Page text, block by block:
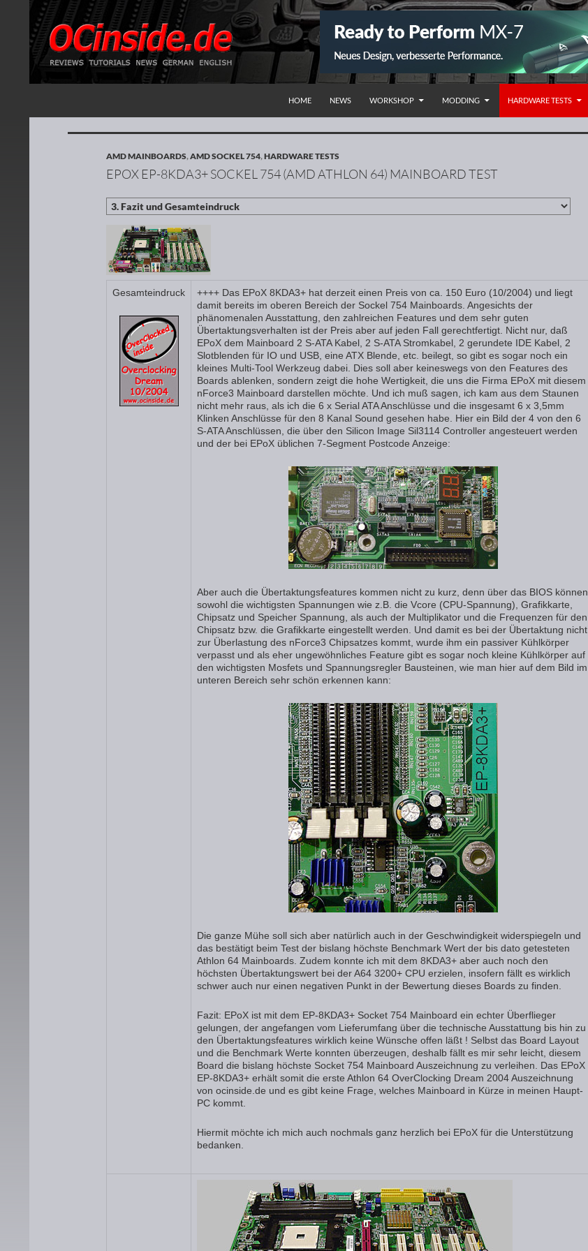
HOME
NEWS WORKSHOP MODDING HARDWARE TESTS
AMD MAINBOARDS,AMD SOCKEL 754,HARDWARE TESTS
EPOX EP-8KDA3+ SOCKEL 754 (AMD ATHLON 64) MAINBOARD TEST
Gesamteindruck
++++ Das EPoX 8KDA3+ hat derzeit einen Preis von ca. 150 Euro (10/2004) und liegt
damit bereits im oberen Bereich der Sockel 754 Mainboards. Angesichts der
phänomenalen Ausstattung, den zahlreichen Features und dem sehr guten
Übertaktungsverhalten ist der Preis aber auf jeden Fall gerechtfertigt. Nicht nur, daß
EPoX dem Mainboard 2 S-ATA Kabel, 2 S-ATA Stromkabel, 2 gerundete IDE Kabel, 2
Slotblenden für IO und USB, eine ATX Blende, etc. beilegt, so gibt es sogar noch ein
kleines Multi-Tool Werkzeug dabei. Dies soll aber keineswegs von den Features des
Boards ablenken, sondern zeigt die hohe Wertigkeit, die uns die Firma EPoX mit diesem
nForce3 Mainboard darstellen möchte. Und ich muß sagen, ich kam aus dem Staunen
nicht mehr raus, als ich die 6 x Serial ATA Anschlüsse und die insgesamt 6 x 3,5mm
Klinken Anschlüsse für den 8 Kanal Sound gesehen habe. Hier ein Bild der 4 von den 6
S-ATA Anschlüssen, die über den Silicon Image Sil3114 Controller angesteuert werden
und der bei EPoX üblichen 7-Segment Postcode Anzeige:
Aber auch die Übertaktungsfeatures kommen nicht zu kurz, denn über das BIOS können
sowohl die wichtigsten Spannungen wie z.B. die Vcore (CPU-Spannung), Grafikkarte,
Chipsatz und Speicher Spannung, als auch der Multiplikator und die Frequenzen für den
Chipsatz bzw. die Grafikkarte eingestellt werden. Und damit es bei der Übertaktung nicht
zur Überlastung des nForce3 Chipsatzes kommt, wurde ihm ein passiver Kühlkörper
verpasst und als eher ungewöhnliches Feature gibt es sogar noch kleine Kühlkörper auf
den wichtigsten Mosfets und Spannungsregler Bausteinen, wie man hier auf dem Bild im
unteren Bereich sehr schön erkennen kann:
Die ganze Mühe soll sich aber natürlich auch in der Geschwindigkeit widerspiegeln und
das bestätigt beim Test der bislang höchste Benchmark Wert der bis dato getesteten
Athlon 64 Mainboards. Zudem konnte ich mit dem 8KDA3+ aber auch noch den
höchsten Übertaktungswert bei der A64 3200+ CPU erzielen, insofern fällt es wirklich
schwer auch nur einen negativen Punkt in der Bewertung dieses Boards zu finden.
Fazit: EPoX ist mit dem EP-8KDA3+ Socket 754 Mainboard ein echter Überflieger
gelungen, der angefangen vom Lieferumfang über die technische Ausstattung bis hin zu
den Übertaktungsfeatures wirklich keine Wünsche offen läßt ! Selbst das Board Layout
und die Benchmark Werte konnten überzeugen, deshalb fällt es mir sehr leicht, diesem
Board die bislang höchste Socket 754 Mainboard Auszeichnung zu verleihen. Das EPoX
EP-8KDA3+ erhält somit die erste Athlon 64 OverClocking Dream 2004 Auszeichnung
von ocinside.de und es gibt keine Frage, welches Mainboard in Kürze in meinen Haupt-
PC kommt.
Hiermit möchte ich mich auch nochmals ganz herzlich bei EPoX für die Unterstützung
bedanken.